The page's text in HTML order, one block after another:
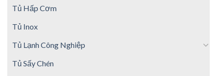
Tủ Hấp Cơm
Tủ Inox
Tủ Lạnh Công Nghiệp
Tủ Sấy Chén